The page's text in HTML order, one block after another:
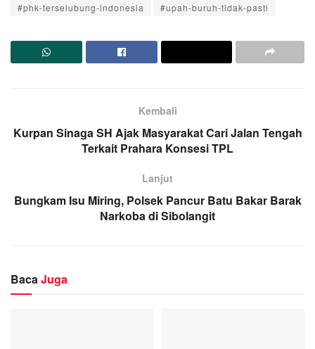
#phk-terselubung-indonesia #upah-buruh-tidak-pasti
Kembali
Kurpan Sinaga SH Ajak Masyarakat Cari Jalan Tengah
Terkait Prahara Konsesi TPL
Lanjut
Bungkam Isu Miring, Polsek Pancur Batu Bakar Barak
Narkoba di Sibolangit
BacaJuga